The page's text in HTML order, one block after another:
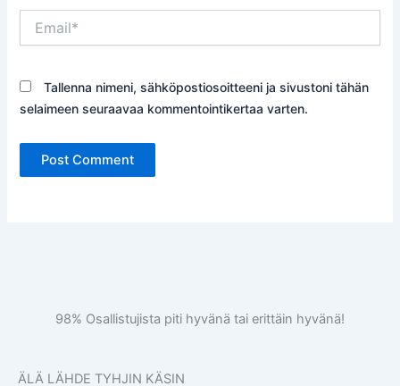
Tallenna nimeni, sähköpostiosoitteeni ja sivustoni tähän
selaimeen seuraavaa kommentointikertaa varten.
98% Osallistujista piti hyvänä tai erittäin hyvänä!
ÄLÄ LÄHDE TYHJIN KÄSIN